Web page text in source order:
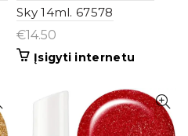
Sky 14ml. 67578
€14.50
Įsigyti internetu